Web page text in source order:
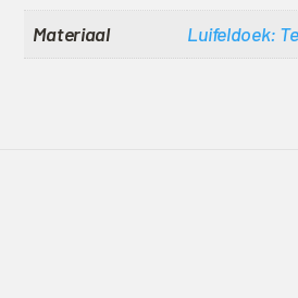
Materiaal
Luifeldoek: